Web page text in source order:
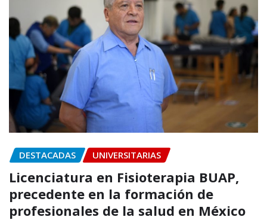
DESTACADAS UNIVERSITARIAS
Licenciatura en Fisioterapia BUAP,
precedente en la formación de
profesionales de la salud en México